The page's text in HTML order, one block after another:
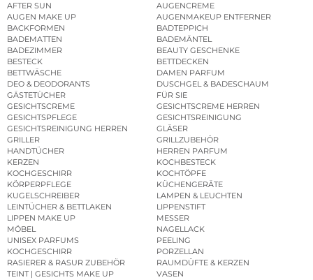
AFTER SUN
AUGENCREME
AUGEN MAKE UP
AUGENMAKEUP ENTFERNER
BACKFORMEN
BADTEPPICH
BADEMATTEN
BADEMÄNTEL
BADEZIMMER
BEAUTY GESCHENKE
BESTECK
BETTDECKEN
BETTWÄSCHE
DAMEN PARFUM
DEO & DEODORANTS
DUSCHGEL & BADESCHAUM
GÄSTETÜCHER
FÜR SIE
GESICHTSCREME
GESICHTSCREME HERREN
GESICHTSPFLEGE
GESICHTSREINIGUNG
GESICHTSREINIGUNG HERREN
GLÄSER
GRILLER
GRILLZUBEHÖR
HANDTÜCHER
HERREN PARFUM
KERZEN
KOCHBESTECK
KOCHGESCHIRR
KOCHTÖPFE
KÖRPERPFLEGE
KÜCHENGERÄTE
KUGELSCHREIBER
LAMPEN & LEUCHTEN
LEINTÜCHER & BETTLAKEN
LIPPENSTIFT
LIPPEN MAKE UP
MESSER
MÖBEL
NAGELLACK
UNISEX PARFUMS
PEELING
KOCHGESCHIRR
PORZELLAN
RASIERER & RASUR ZUBEHÖR
RAUMDÜFTE & KERZEN
TEINT | GESICHTS MAKE UP
VASEN